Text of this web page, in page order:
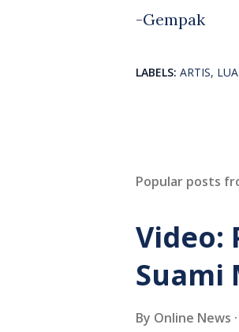
-Gempak
LABELS: ARTIS
Popular posts
Video:
Suami
By Online News